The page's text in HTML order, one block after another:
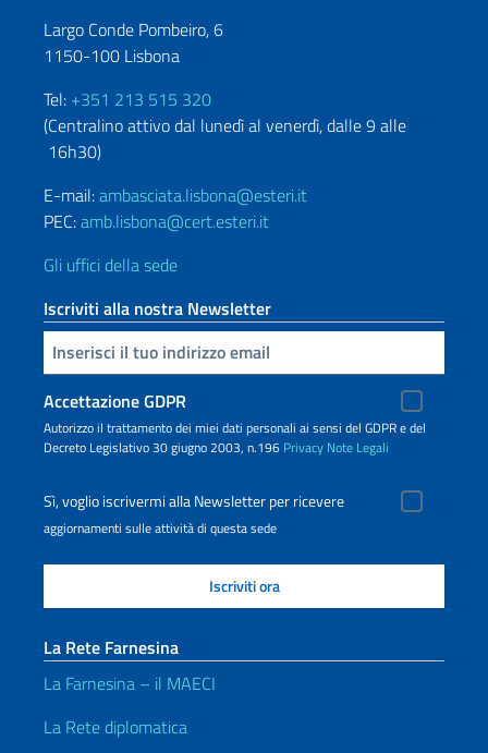
Largo Conde Pombeiro, 6
1150-100 Lisbona
Tel: +351 213 515 320
(Centralino attivo dal lunedì al venerdì, dalle 9 alle
16h30)
E-mail:ambasciata.lisbona@esteri.it
PEC:amb.lisbona@cert.esteri.it
Gli uffici della sede
Iscriviti alla nostra Newsletter
Inserisci la tua email
Accettazione GDPR
Autorizzo il trattamento dei miei dati personali ai sensi del GDPR e del
Decreto Legislativo 30 giugno 2003, n.196 Privacy Note Legali
Sì, voglio iscrivermi alla Newsletter per ricevere
aggiornamenti sulle attività di questa sede
La Rete Farnesina
La Farnesina – il MAECI
La Rete diplomatica